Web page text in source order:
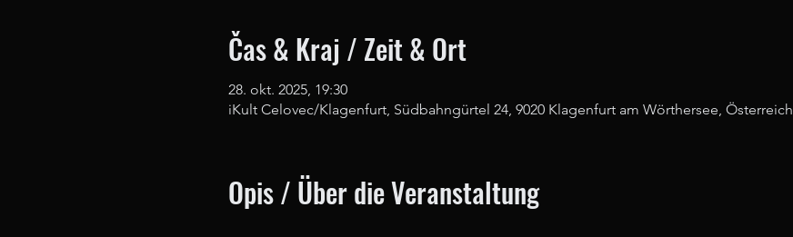
Čas & Kraj / Zeit & Ort
28. okt. 2025, 19:30
iKult Celovec/Klagenfurt, Südbahngürtel 24, 9020 Klagenfurt am Wörthersee, Österreich
Opis / Über die Veranstaltung